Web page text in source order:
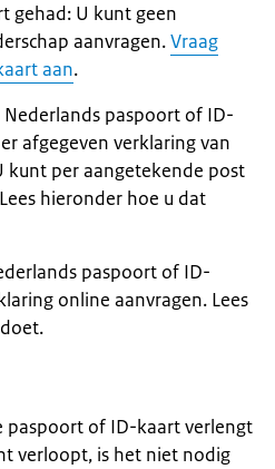
gehad: U kunt geen
aanvragen.Vraag
aan.
paspoort of ID-
afgegeven verklaring van
kunt per aangetekende post
hieronder hoe u dat
paspoort of ID-
online aanvragen. Lees
paspoort of ID-kaart verlengt
verloopt, is het niet nodig